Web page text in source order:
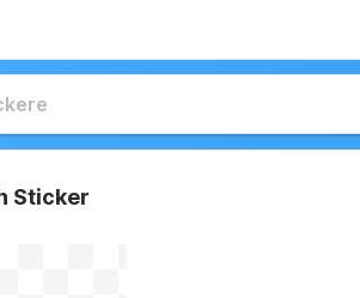
Sticker